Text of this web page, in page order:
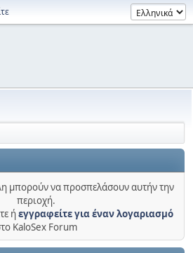
μπορούν να προσπελάσουν αυτήν την
περιοχή.
ήεγγραφείτε για έναν λογαριασμό
KaloSex Forum